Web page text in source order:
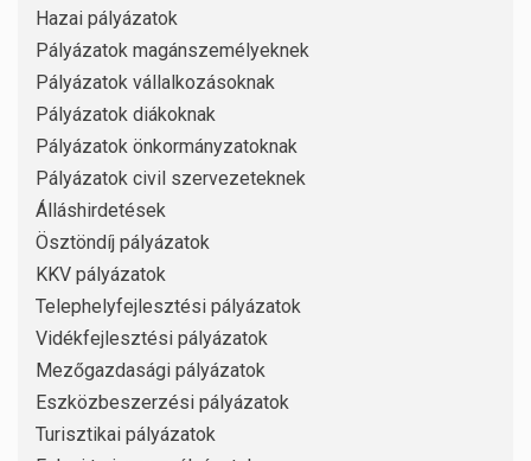
Hazai pályázatok
Pályázatok magánszemélyeknek
Pályázatok vállalkozásoknak
Pályázatok diákoknak
Pályázatok önkormányzatoknak
Pályázatok civil szervezeteknek
Álláshirdetések
Ösztöndíj pályázatok
KKV pályázatok
Telephelyfejlesztési pályázatok
Vidékfejlesztési pályázatok
Mezőgazdasági pályázatok
Eszközbeszerzési pályázatok
Turisztikai pályázatok